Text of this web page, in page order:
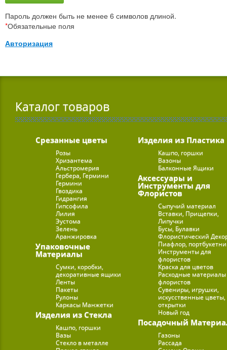
Пароль должен быть не менее 6 символов длиной.
*Обязательные поля
Авторизация
Каталог товаров
Срезанные цветы
Розы
Хризантема
Альстромерия
Гербера, Гермини
Гермини
Гвоздика
Гидрангия
Гипсофила
Лилия
Эустома
Зелень
Аранжировка
Упаковочные
Материалы
Сумки, коробки,
декоративные ящики
Ленты
Пакеты
Рулоны
Каркасы Манжетки
Изделия из Стекла
Кашпо, горшки
Вазы
Стекло в металле
Изделия из Пластика
Кашпо, горшки
Вазоны
Балконные Ящики
Аксессуары и
Инструменты для
Флористов
Сыпучий материал
Вставки, Прищепки,
Липучки
Бусы, Булавки
Флористический
Пиафлор,
Инструменты для
флористов
Краска для цветов
Расходные
флористов
Сувениры, игрушки,
искусственные цветы,
открытки
Новый год
Посадочный
Газоны
Рассада